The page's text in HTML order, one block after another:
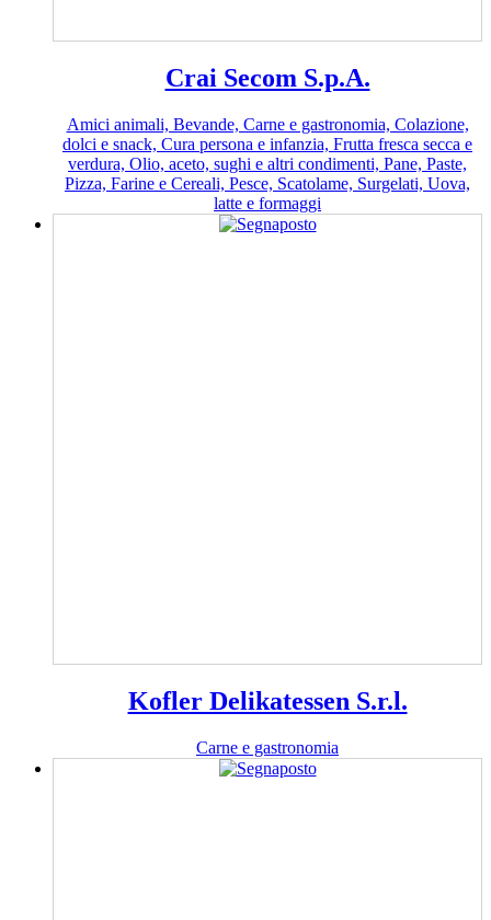
Crai Secom S.p.A.
Amici animali, Bevande, Carne e gastronomia, Colazione,
dolci e snack, Cura persona e infanzia, Frutta fresca secca e
verdura, Olio, aceto, sughi e altri condimenti, Pane, Paste,
Pizza, Farine e Cereali, Pesce, Scatolame, Surgelati, Uova,
latte e formaggi
Kofler Delikatessen S.r.l.
Carne e gastronomia